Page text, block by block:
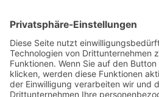
Datenschutz
Barrierefreiheit
Adresse